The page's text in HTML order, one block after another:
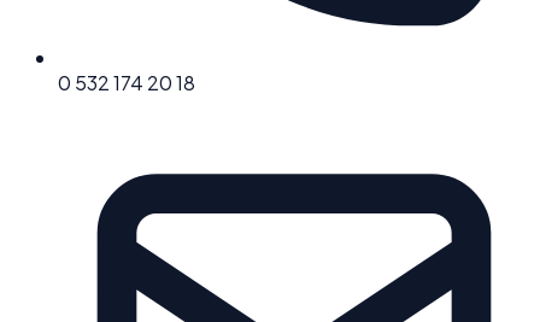
0 532 174 20 18